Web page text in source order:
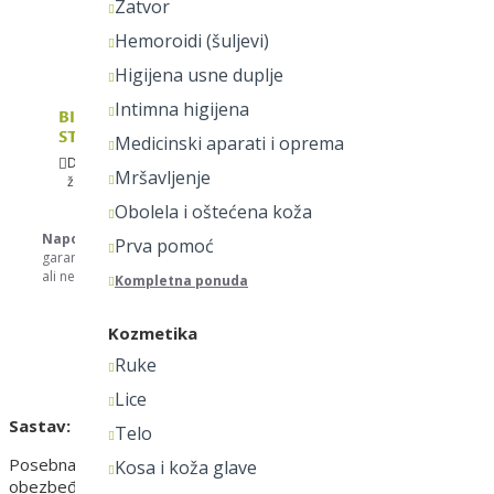
Zatvor
Hemoroidi (šuljevi)
Higijena usne duplje
Intimna higijena
Medicinski aparati i oprema
Mršavljenje
Obolela i oštećena koža
Prva pomoć
Kompletna ponuda
Kozmetika
Ruke
Lice
Telo
Kosa i koža glave
BIVITS ACTIVA PAKET "NO
STRESS"
Dodaj u listu
želja
poređenje
Napomena:Nastojimo da budemo što precizniji u opisu svih
garantujemo da su svi opisi kompletni i bez greške. Svi artikli prikazani
ali ne podrazumeva da su dostupni u svakom trenutku. Hvala na
Sastav:
Posebna formulacija koja u jednoj tableti sadrži magnezijum iz
obezbeđuje visoku biološku raspoloživost u organizmu i